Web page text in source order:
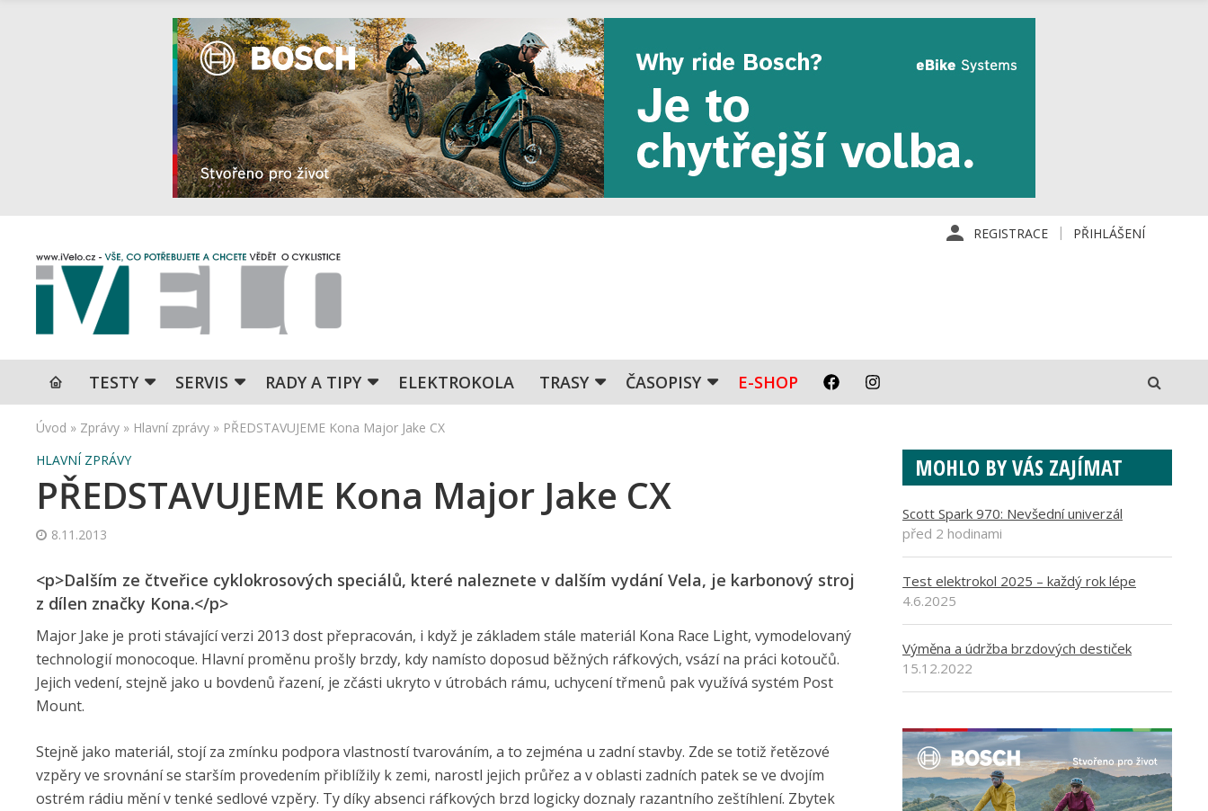
REGISTRACE PŘIHLÁŠENÍ
TESTY SERVIS RADY A TIPY ELEKTROKOLA TRASY ČASOPISY E-SHOP
Úvod » Zprávy » Hlavní zprávy » PŘEDSTAVUJEME Kona Major Jake CX
HLAVNÍ ZPRÁVY
PŘEDSTAVUJEME Kona Major Jake CX
8.11.2013
<p>Dalším ze čtveřice cyklokrosových speciálů, které naleznete v dalším vydání Vela, je karbonový stroj
z dílen značky Kona.</p>
Major Jake je proti stávající verzi 2013 dost přepracován, i když je základem stále materiál Kona Race Light, vymodelovaný
technologií monocoque. Hlavní proměnu prošly brzdy, kdy namísto doposud běžných ráfkových, vsází na práci kotoučů.
Jejich vedení, stejně jako u bovdenů řazení, je zčásti ukryto v útrobách rámu, uchycení třmenů pak využívá systém Post
Mount.
Stejně jako materiál, stojí za zmínku podpora vlastností tvarováním, a to zejména u zadní stavby. Zde se totiž řetězové
vzpěry ve srovnání se starším provedením přiblížily k zemi, narostl jejich průřez a v oblasti zadních patek se ve dvojím
ostrém rádiu mění v tenké sedlové vzpěry. Ty díky absenci ráfkových brzd logicky doznaly razantního zeštíhlení. Zbytek
MOHLO BY VÁS ZAJÍMAT
Scott Spark 970: Nevšední univerzál
před 2 hodinami
Test elektrokol 2025 – každý rok lépe
4.6.2025
Výměna a údržba brzdových destiček
15.12.2022